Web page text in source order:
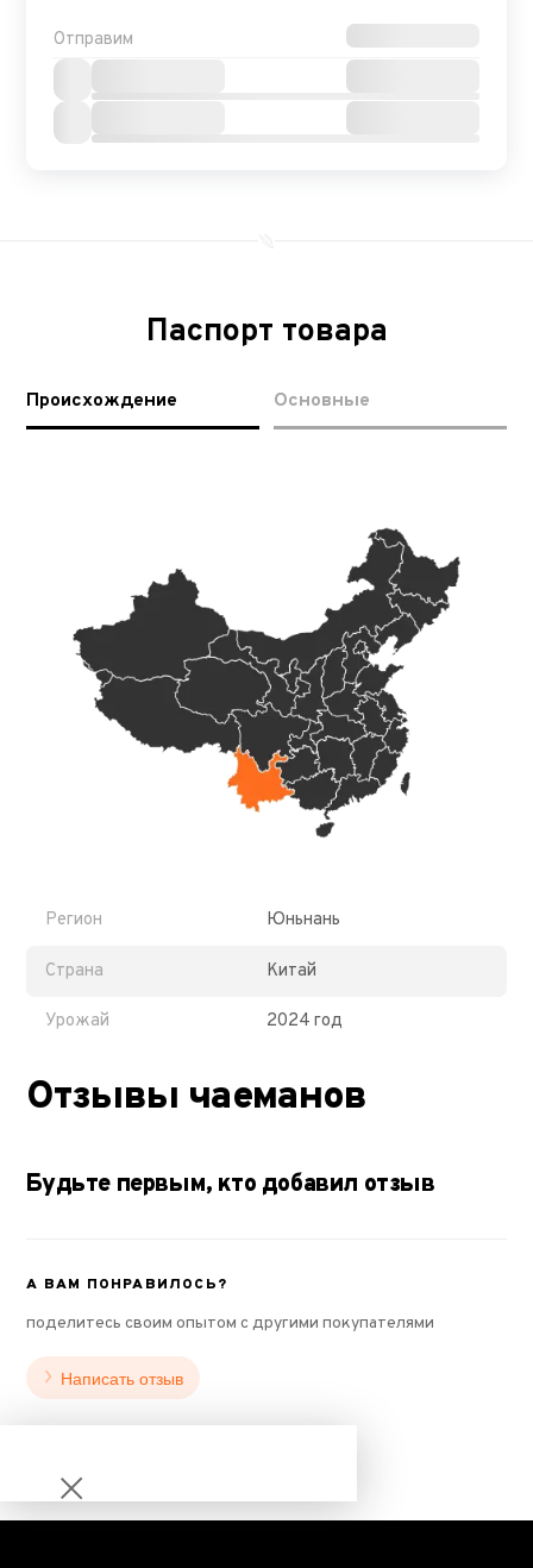
Отправим
Паспорт товара
Происхождение Основные
Регион Юньнань
Страна Китай
Урожай 2024 год
Отзывы чаеманов
Будьте первым, кто добавил отзыв
А ВАМ ПОНРАВИЛОСЬ?
поделитесь своим опытом с другими покупателями
Написать отзыв